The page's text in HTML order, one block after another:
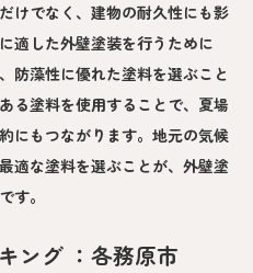
けでなく、建物の耐久性にも影
適した外壁塗装を行うために
防藻性に優れた塗料を選ぶこと
る塗料を使用することで、夏場
にもつながります。地元の気候
適な塗料を選ぶことが、外壁塗
す。
ング ：各務原市